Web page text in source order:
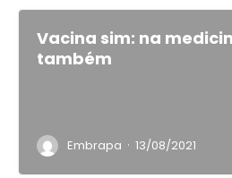
Vacina sim: na
também
Embrapa · 13/08/2021